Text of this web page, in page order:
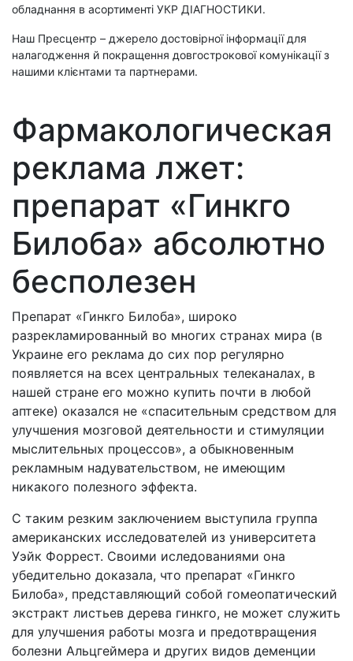
обладнання в асортименті УКР ДІАГНОСТИКИ.
Наш Пресцентр – джерело достовірної інформації для
налагодження й покращення довгострокової комунікації з
нашими клієнтами та партнерами.
Фармакологическая
реклама лжет:
препарат «Гинкго
Билоба» абсолютно
бесполезен
Препарат «Гинкго Билоба», широко
разрекламированный во многих странах мира (в
Украине его реклама до сих пор регулярно
появляется на всех центральных телеканалах, в
нашей стране его можно купить почти в любой
аптеке) оказался не «спасительным средством для
улучшения мозговой деятельности и стимуляции
мыслительных процессов», а обыкновенным
рекламным надувательством, не имеющим
никакого полезного эффекта.
С таким резким заключением выступила группа
американских исследователей из университета
Уэйк Форрест. Своими иследованиями она
убедительно доказала, что препарат «Гинкго
Билоба», представляющий собой гомеопатический
экстракт листьев дерева гинкго, не может служить
для улучшения работы мозга и предотвращения
болезни Альцгеймера и других видов деменции